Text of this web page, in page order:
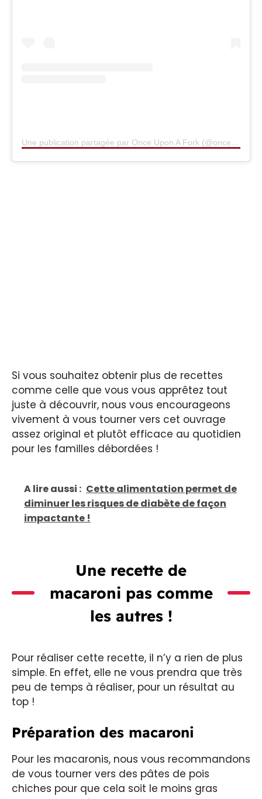
Une publication partagée par Once Upon A Fork (@once_upon_a_fork)
Si vous souhaitez obtenir plus de recettes
comme celle que vous vous apprêtez tout
juste à découvrir, nous vous encourageons
vivement à vous tourner vers cet ouvrage
assez original et plutôt efficace au quotidien
pour les familles débordées !
A lire aussi : Cette alimentation permet de
diminuer les risques de diabète de façon
impactante !
Une recette de
macaroni pas comme
les autres !
Pour réaliser cette recette, il n’y a rien de plus
simple. En effet, elle ne vous prendra que très
peu de temps à réaliser, pour un résultat au
top !
Préparation des macaroni
Pour les macaronis, nous vous recommandons
de vous tourner vers des pâtes de pois
chiches pour que cela soit le moins gras